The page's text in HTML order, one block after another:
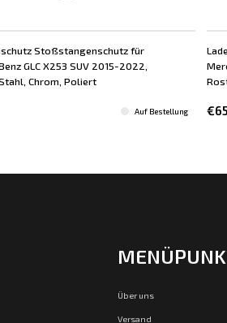
Stoßstangenschutz für
GLC X253 SUV 2015-2022,
Chrom, Poliert
Auf Bestellung
Über uns
Versand